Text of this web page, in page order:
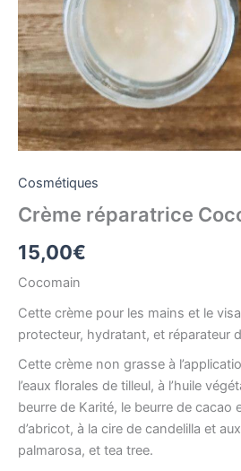
Cosmétiques
Crème réparatrice
15,00€
Cocomain
Cette crème pour les mains et le
protecteur, hydratant, et réparateur
Cette crème non grasse à
l’eaux florales de tilleul, à l’huile
beurre de Karité, le beurre de cacao
d’abricot, à la cire de candelilla et
palmarosa, et tea tree.